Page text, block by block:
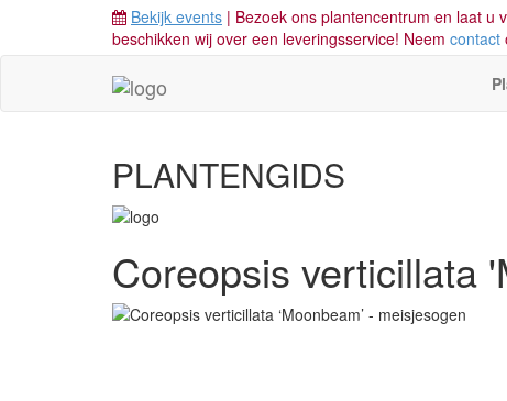
Bekijk events | Bezoek ons plantencentrum en laat u
beschikken wij over een leveringsservice! Neem contact
PLANTENGIDS
Coreopsis verticillata